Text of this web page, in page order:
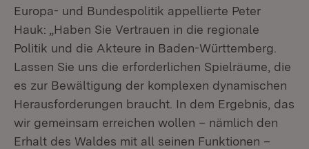
Europa- und Bundespolitik appellierte Peter
Hauk: „Haben Sie Vertrauen in die regionale
Politik und die Akteure in Baden-Württemberg.
Lassen Sie uns die erforderlichen Spielräume, die
es zur Bewältigung der komplexen dynamischen
Herausforderungen braucht. In dem Ergebnis, das
wir gemeinsam erreichen wollen – nämlich den
Erhalt des Waldes mit all seinen Funktionen –